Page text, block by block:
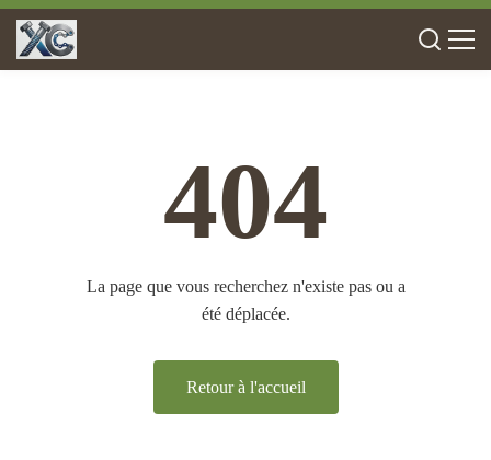
404
La page que vous recherchez n'existe pas ou a
été déplacée.
Retour à l'accueil